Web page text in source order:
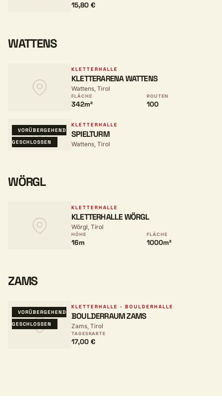
15,80 €
WATTENS
KLETTERHALLE
KLETTERARENA WATTENS
Wattens, Tirol
FLÄCHE
342m²
ROUTEN
100
VORÜBERGEHEND
GESCHLOSSEN
KLETTERHALLE
SPIELTURM
Wattens, Tirol
WÖRGL
KLETTERHALLE
KLETTERHALLE WÖRGL
Wörgl, Tirol
HÖHE
16m
FLÄCHE
1000m²
ZAMS
VORÜBERGEHEND
GESCHLOSSEN
KLETTERHALLE · BOULDERHALLE
BOULDERRAUM ZAMS
Zams, Tirol
TAGESKARTE
17,00 €